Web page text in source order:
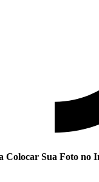
Colocar Sua Foto no